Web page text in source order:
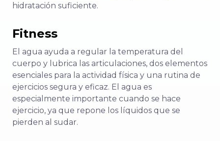
hidratación suficiente.
Fitness
El agua ayuda a regular la temperatura del
cuerpo y lubrica las articulaciones, dos elementos
esenciales para la actividad física y una rutina de
ejercicios segura y eficaz. El agua es
especialmente importante cuando se hace
ejercicio, ya que repone los líquidos que se
pierden al sudar.